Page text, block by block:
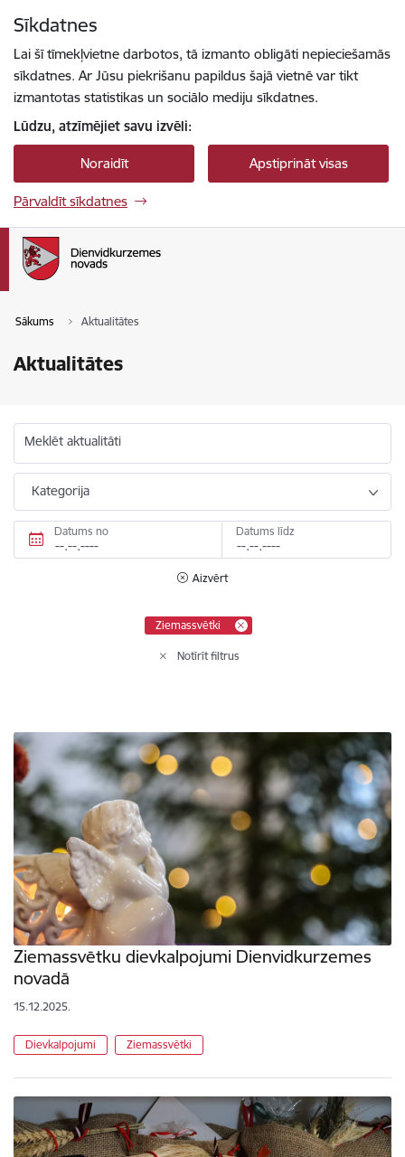
Sīkdatnes
Lai šī tīmekļvietne darbotos, tā izmanto obligāti nepieciešamās
sīkdatnes. Ar Jūsu piekrišanu papildus šajā vietnē var tikt
izmantotas statistikas un sociālo mediju sīkdatnes.
Lūdzu, atzīmējiet savu izvēli:
Noraidīt Apstiprināt visas
Pārvaldīt sīkdatnes
Sākums Aktualitātes
Aktualitātes
Meklēt aktualitāti
Kategorija
Datums no Datums līdz
Aizvērt
Ziemassvētki
Notīrīt filtrus
Ziemassvētku dievkalpojumi Dienvidkurzemes
novadā
15.12.2025.
Dievkalpojumi Ziemassvētki